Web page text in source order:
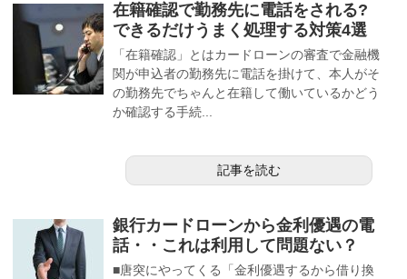
在籍確認で勤務先に電話をされる?
できるだけうまく処理する対策4選
「在籍確認」とはカードローンの審査で金融機
関が申込者の勤務先に電話を掛けて、本人がそ
の勤務先でちゃんと在籍して働いているかどう
か確認する手続...
記事を読む
銀行カードローンから金利優遇の電
話・・これは利用して問題ない？
■唐突にやってくる「金利優遇するから借り換